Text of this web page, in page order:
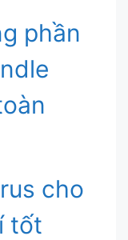
phần
cho
tốt